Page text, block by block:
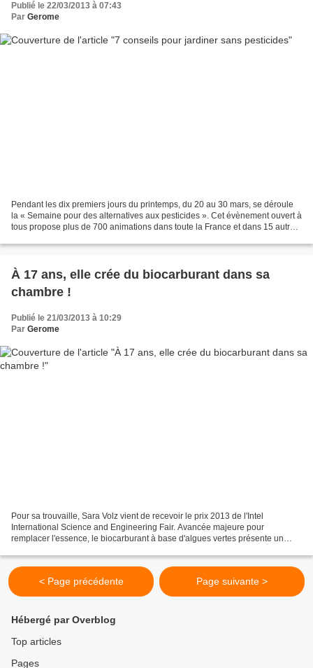
Publié le 22/03/2013 à 07:43
Par Gerome
Pendant les dix premiers jours du printemps, du 20 au 30 mars, se déroule
la « Semaine pour des alternatives aux pesticides ». Cet évènement ouvert à
tous propose plus de 700 animations dans toute la France et dans 15 autres
À 17 ans, elle crée du biocarburant dans sa
chambre !
Publié le 21/03/2013 à 10:29
Par Gerome
Pour sa trouvaille, Sara Volz vient de recevoir le prix 2013 de l'Intel
International Science and Engineering Fair. Avancée majeure pour
remplacer l'essence, le biocarburant à base d'algues vertes présente un
< Page précédente Page suivante >
Hébergé par Overblog
Top articles
Pages